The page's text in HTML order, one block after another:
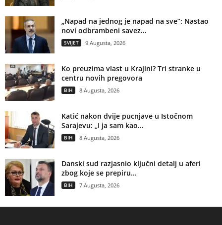
„Napad na jednog je napad na sve“: Nastao
novi odbrambeni savez...
SVIJET 9 Augusta, 2026
Ko preuzima vlast u Krajini? Tri stranke u
centru novih pregovora
BIH 8 Augusta, 2026
Katić nakon dvije pucnjave u Istočnom
Sarajevu: „I ja sam kao...
BIH 8 Augusta, 2026
Danski sud razjasnio ključni detalj u aferi
zbog koje se prepiru...
BIH 7 Augusta, 2026